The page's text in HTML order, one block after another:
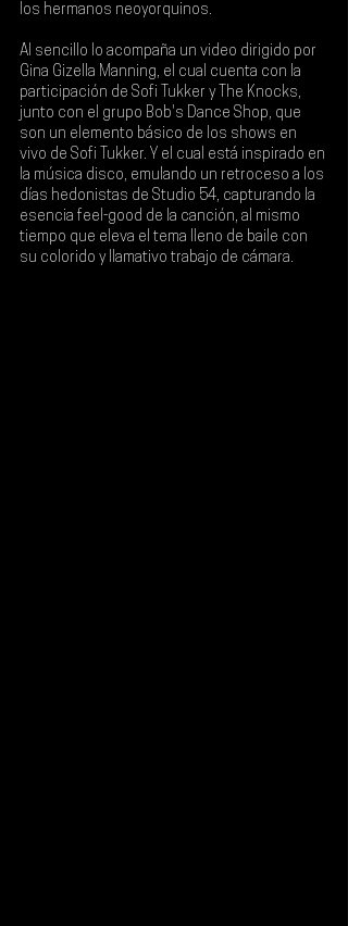
los hermanos neoyorquinos.
Al sencillo lo acompaña un video dirigido por
Gina Gizella Manning, el cual cuenta con la
participación de Sofi Tukker y The Knocks,
junto con el grupo Bob's Dance Shop, que
son un elemento básico de los shows en
vivo de Sofi Tukker. Y el cual está inspirado en
la música disco, emulando un retroceso a los
días hedonistas de Studio 54, capturando la
esencia feel-good de la canción, al mismo
tiempo que eleva el tema lleno de baile con
su colorido y llamativo trabajo de cámara.